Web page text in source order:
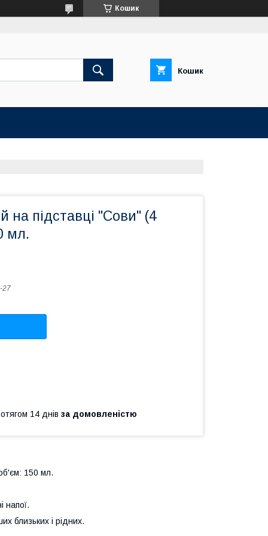
Кошик
Кошик
на підставці "Сови" (4
мл.
27
14 днів за домовленістю
150 мл.
напої.
і рідних.